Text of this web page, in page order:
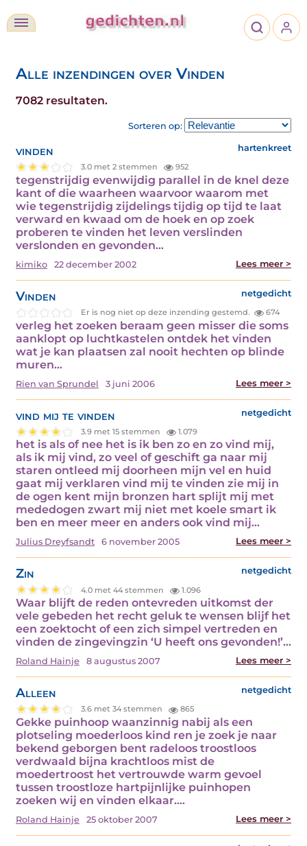
Alle inzendingen over Vinden
7082 resultaten.
Sorteren op:
vinden hartenkreet
3.0 met 2 stemmen 952
tegenstrijdig evenwijdig parallel in de knel deze
kant of die waarheen waarvoor waarom met
wie tegenstrijdig zijdelings tijdig op tijd te laat
verward en kwaad om de hoek en op zoek
proberen te vinden het leven verslinden
verslonden en gevonden…
kimiko 22 december 2002 Lees meer >
Vinden netgedicht
Er is nog niet op deze inzending gestemd. 674
verleg het zoeken beraam geen misser die soms
aanklopt op luchtkastelen ontdek het vinden
wat je kan plaatsen zal nooit hechten op blinde
muren…
Rien van Sprundel 3 juni 2006 Lees meer >
vind mij te vinden netgedicht
3.9 met 15 stemmen 1.079
het is als of nee het is ik ben zo en zo vind mij,
als ik mij vind, zo veel of geschift ga naar mij
staren ontleed mij doorheen mijn vel en huid
gaat mij verklaren vind mij te vinden zie mij in
de ogen kent mijn bronzen hart splijt mij met
mededogen zwart mij niet met koele smart ik
ben en meer meer en anders ook vind mij…
Julius Dreyfsandt 6 november 2005 Lees meer >
Zin netgedicht
4.0 met 44 stemmen 1.096
Waar blijft de reden ontevreden uitkomst der
vele gebeden het recht geluk te wensen blijf het
een zoektocht of een zich simpel vertreden en
vinden de zingevingzin ‘U heeft ons gevonden!’…
Roland Hainje 8 augustus 2007 Lees meer >
Alleen netgedicht
3.6 met 34 stemmen 865
Gekke puinhoop waanzinnig nabij als een
plotseling moederloos kind ren je zoek je naar
bekend geborgen bent radeloos troostloos
verdwaald bijna krachtloos mist de
moedertroost het vertrouwde warm gevoel
tussen troostloze hartpijnlijke puinhopen
zoeken wij en vinden elkaar.…
Roland Hainje 25 oktober 2007 Lees meer >